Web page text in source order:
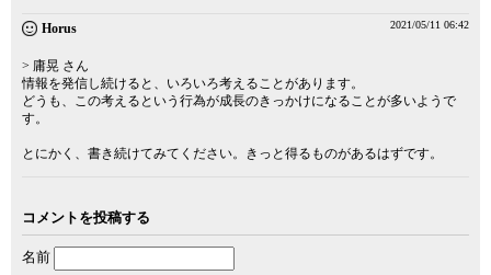
Horus 2021/05/11 06:42
> 庸晃 さん
情報を発信し続けると、いろいろ考えることがあります。
どうも、この考えるという行為が成長のきっかけになることが多いようで
す。
とにかく、書き続けてみてください。きっと得るものがあるはずです。
コメントを投稿する
名前